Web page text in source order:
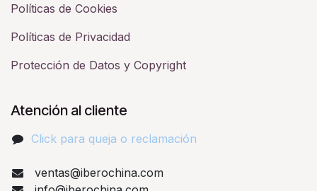
Políticas de Cookies
Políticas de Privacidad
Protección de Datos y Copyright
Atención al cliente
Click para queja o reclamación​
ventas@iberochina.com